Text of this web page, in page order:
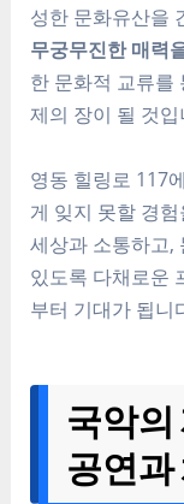
성한 문화유산을
무궁무진한 매력
한 문화적 교류를
제의 장이 될 것입
영동 힐링로 117
게 잊지 못할 경
세상과 소통하고,
있도록 다채로운
부터 기대가 됩니
국악
공연과